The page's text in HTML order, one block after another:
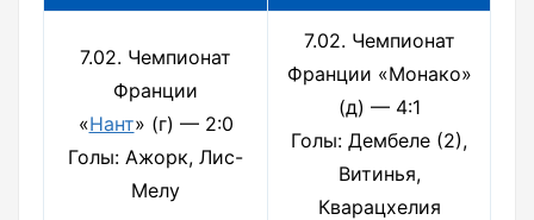
7.02. Чемпионат
Франции
«Нант» (г) — 2:0
Голы: Ажорк, Лис-
Мелу
7.02. Чемпионат
Франции «Монако»
(д) — 4:1
Голы: Дембеле (2),
Витинья,
Кварацхелия